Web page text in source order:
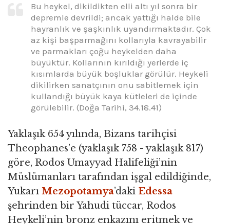
Bu heykel, dikildikten elli altı yıl sonra bir
depremle devrildi; ancak yattığı halde bile
hayranlık ve şaşkınlık uyandırmaktadır. Çok
az kişi başparmağını kollarıyla kavrayabilir
ve parmakları çoğu heykelden daha
büyüktür. Kollarının kırıldığı yerlerde iç
kısımlarda büyük boşluklar görülür. Heykeli
dikilirken sanatçının onu sabitlemek için
kullandığı büyük kaya kütleleri de içinde
görülebilir. (Doğa Tarihi, 34.18.41)
Yaklaşık 654 yılında, Bizans tarihçisi
Theophanes’e (yaklaşık 758 - yaklaşık 817)
göre, Rodos Umayyad Halifeliği’nin
Müslümanları tarafından işgal edildiğinde,
Yukarı Mezopotamya’daki Edessa
şehrinden bir Yahudi tüccar, Rodos
Heykeli’nin bronz enkazını eritmek ve